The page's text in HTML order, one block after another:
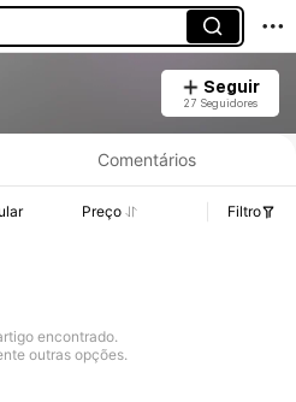
Seguir
27 Seguidores
de Preço, Vendas e Detalhes de Stock.
Comentários
Preço Filtro
encontrado.
outras opções.